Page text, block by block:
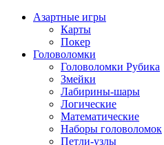
Азартные игры
Карты
Покер
Головоломки
Головоломки Рубика
Змейки
Лабирины-шары
Логические
Математические
Наборы головоломок
Петли-узлы